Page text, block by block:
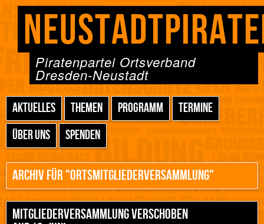
Piratenpartei Ortsverband
Dresden-Neustadt
AKTUELLES THEMEN PROGRAMM
TERMINE
ÜBER UNS
SPENDEN
ARCHIV FÜR "ORTSMITGLIEDERVERSAMMLUNG"
MITGLIEDERVERSAMMLUNG VERSCHOBEN